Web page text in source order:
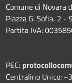
Comune di Novara
Piazza G. Sofia, 2
Partita IVA:
PEC:
Centralino Unico: